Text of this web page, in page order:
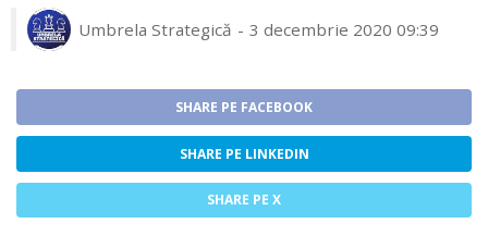
Umbrela Strategică 3 decembrie 2020 09:39
SHARE PE FACEBOOK
SHARE PE LINKEDIN
SHARE PE X